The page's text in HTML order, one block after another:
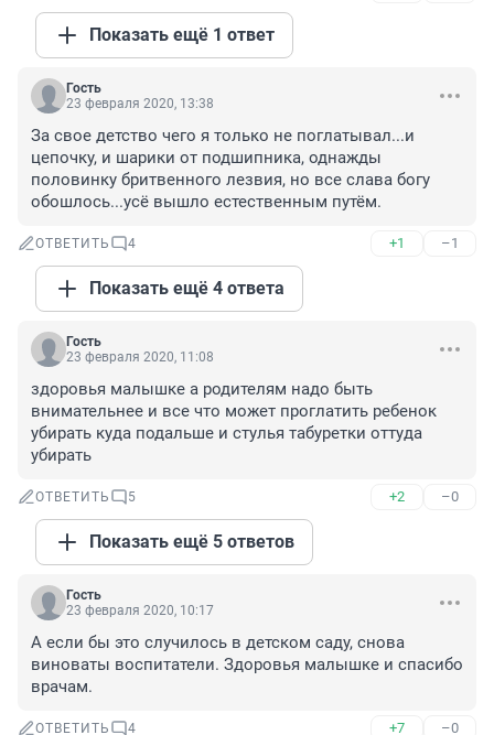
Показать ещё 1 ответ
Гость
23 февраля 2020, 13:38
За свое детство чего я только не поглатывал...и
цепочку, и шарики от подшипника, однажды
половинку бритвенного лезвия, но все слава богу
обошлось...усё вышло естественным путём.
ОТВЕТИТЬ 4 +1 –1
Показать ещё 4 ответа
Гость
23 февраля 2020, 11:08
здоровья малышке а родителям надо быть
внимательнее и все что может проглатить ребенок
убирать куда подальше и стулья табуретки оттуда
убирать
ОТВЕТИТЬ 5 +2 –0
Показать ещё 5 ответов
Гость
23 февраля 2020, 10:17
А если бы это случилось в детском саду, снова
виноваты воспитатели. Здоровья малышке и спасибо
врачам.
ОТВЕТИТЬ 4 +7 –0